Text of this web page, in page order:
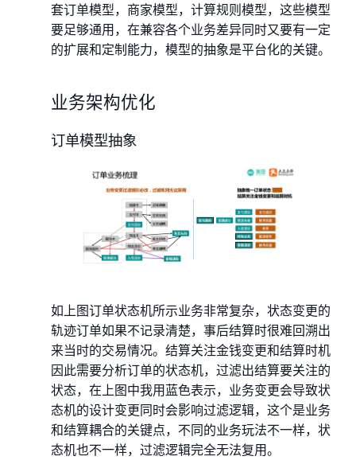
套订单模型，商家模型，计算规则模型，这些模型
要足够通用，在兼容各个业务差异同时又要有一定
的扩展和定制能力，模型的抽象是平台化的关键。
业务架构优化
订单模型抽象
如上图订单状态机所示业务非常复杂，状态变更的
轨迹订单如果不记录清楚，事后结算时很难回溯出
来当时的交易情况。结算关注金钱变更和结算时机
因此需要分析订单的状态机，过滤出结算要关注的
状态，在上图中我用蓝色表示，业务变更会导致状
态机的设计变更同时会影响过滤逻辑，这个是业务
和结算耦合的关键点，不同的业务玩法不一样，状
态机也不一样，过滤逻辑完全无法复用。